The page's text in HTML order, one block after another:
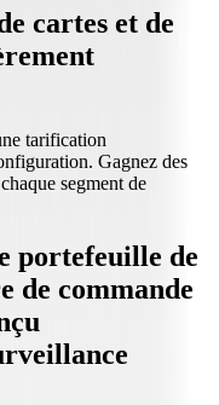
cartes et de
tarification
Gagnez des
segment de
portefeuille de
de commande